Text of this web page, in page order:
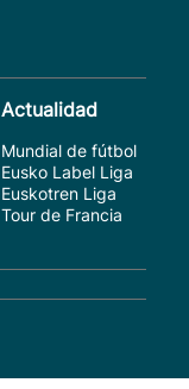
Actualidad
Mundial de fútbol
Eusko Label Liga
Euskotren Liga
Tour de Francia